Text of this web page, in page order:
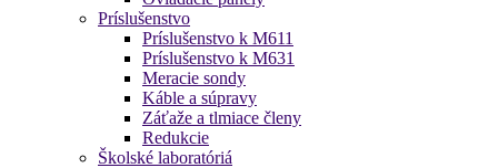
Príslušenstvo
Príslušenstvo k M611
Príslušenstvo k M631
Meracie sondy
Káble a súpravy
Záťaže a tlmiace členy
Redukcie
Školské laboratóriá